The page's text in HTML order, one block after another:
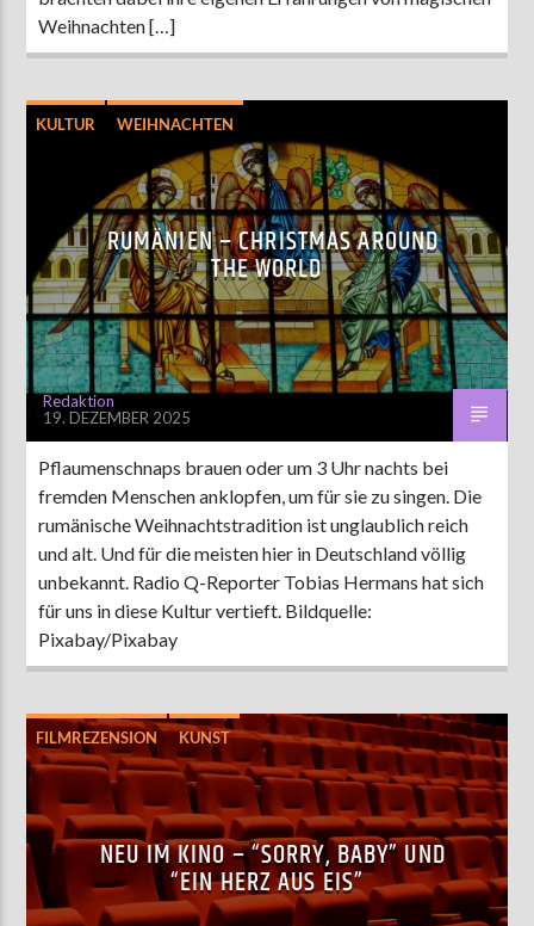
Weihnachten […]
KULTUR WEIHNACHTEN
RUMÄNIEN – CHRISTMAS AROUND
THE WORLD
Redaktion
19. DEZEMBER 2025
Pflaumenschnaps brauen oder um 3 Uhr nachts bei
fremden Menschen anklopfen, um für sie zu singen. Die
rumänische Weihnachtstradition ist unglaublich reich
und alt. Und für die meisten hier in Deutschland völlig
unbekannt. Radio Q-Reporter Tobias Hermans hat sich
für uns in diese Kultur vertieft. Bildquelle:
Pixabay/Pixabay
FILMREZENSION KUNST
LEBEN UND FREIZEIT UNTERHALTUNG
NEU IM KINO – “SORRY, BABY” UND
“EIN HERZ AUS EIS”